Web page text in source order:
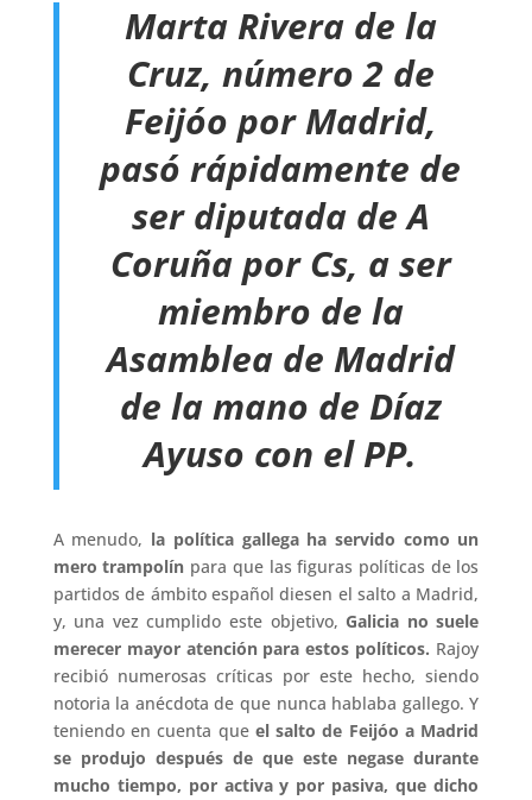
Marta Rivera de la
Cruz, número 2 de
Feijóo por Madrid,
pasó rápidamente de
ser diputada de A
Coruña por Cs, a ser
miembro de la
Asamblea de Madrid
de la mano de Díaz
Ayuso con el PP.
A menudo, la política gallega ha servido como un
mero trampolín para que las figuras políticas de los
partidos de ámbito español diesen el salto a Madrid,
y, una vez cumplido este objetivo, Galicia no suele
merecer mayor atención para estos políticos. Rajoy
recibió numerosas críticas por este hecho, siendo
notoria la anécdota de que nunca hablaba gallego. Y
teniendo en cuenta queel salto de Feijóo a Madrid
se produjo después de que este negase durante
mucho tiempo, por activa y por pasiva, que dicho